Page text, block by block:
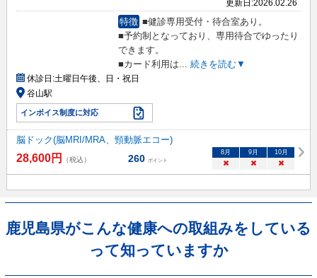
更新日:2026.02.26
特徴 ■健診専用受付・待合室あり。
■予約制となっており、専用待合でゆったり
できます。
■カード利用は
続きを読む▼
休診日:土曜日午後、日・祝日
谷山駅
インボイス制度に対応
脳ドック(脳MRI/MRA、頸動脈エコー)
28,600円 （税込） 260 ポイント
8 月 9 月 10月
× × ×
鹿児島県がこんな健康への取組みをしている
って知っていますか